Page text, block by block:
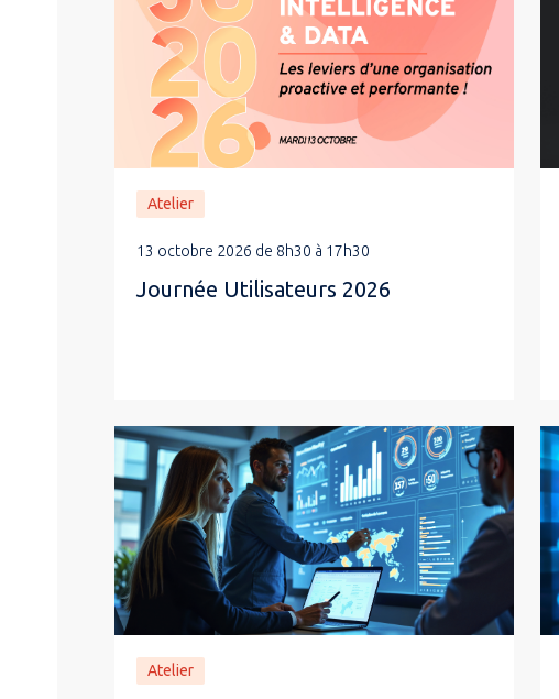
Atelier
13 octobre 2026 de 8h30 à 17h30
Journée Utilisateurs 2026
Atelier